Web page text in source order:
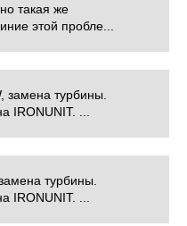
такая же
этой пробле...
замена турбины.
IRONUNIT. ...
турбины.
IRONUNIT. ...